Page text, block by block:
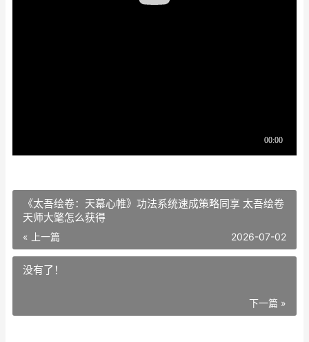
《太吾绘卷：天幕心帷》功法系统速成策略同享 太吾绘卷
天师大氅怎么获得
« 上一篇 2026-07-02
没有了！
下一篇 »